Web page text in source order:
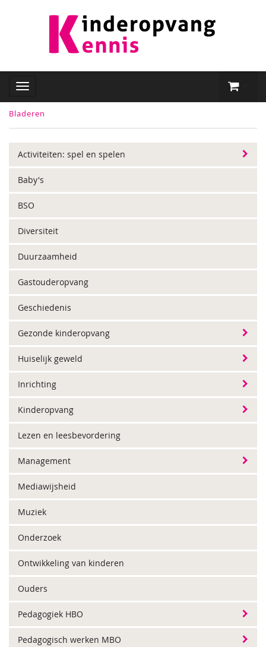
Bladeren
Activiteiten: spel en spelen
Baby's
BSO
Diversiteit
Duurzaamheid
Gastouderopvang
Geschiedenis
Gezonde kinderopvang
Huiselijk geweld
Inrichting
Kinderopvang
Lezen en leesbevordering
Management
Mediawijsheid
Muziek
Onderzoek
Ontwikkeling van kinderen
Ouders
Pedagogiek HBO
Pedagogisch werken MBO